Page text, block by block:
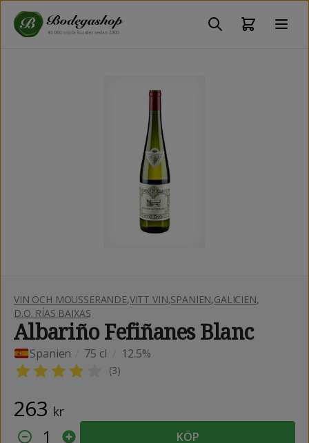
VIN OCH MOUSSERANDE,VITT VIN,SPANIEN,GALICIEN,
D.O. RÍAS BAIXAS
Albariño Fefiñanes Blanc
Spanien 75 cl 12.5%
(3)
263 kr
1 KÖP